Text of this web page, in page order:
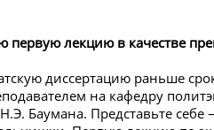
лекцию в качестве
диссертацию раньше
на кафедру
Баумана. Представьте